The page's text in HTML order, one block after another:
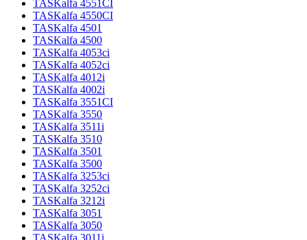
TASKalfa 4551CI
TASKalfa 4550CI
TASKalfa 4501
TASKalfa 4500
TASKalfa 4053ci
TASKalfa 4052ci
TASKalfa 4012i
TASKalfa 4002i
TASKalfa 3551CI
TASKalfa 3550
TASKalfa 3511i
TASKalfa 3510
TASKalfa 3501
TASKalfa 3500
TASKalfa 3253ci
TASKalfa 3252ci
TASKalfa 3212i
TASKalfa 3051
TASKalfa 3050
TASKalfa 3011i